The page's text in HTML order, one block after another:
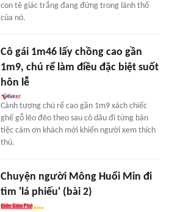
con tê giác trắng đang đứng trong lãnh thổ
của nó.
Cô gái 1m46 lấy chồng cao gần
1m9, chú rể làm điều đặc biệt suốt
hôn lễ
Cảnh tượng chú rể cao gần 1m9 xách chiếc
ghế gỗ lẽo đẽo theo sau cô dâu đi từng bàn
tiệc cảm ơn khách mời khiến người xem thích
thú.
Chuyện người Mông Huổi Min đi
tìm 'lá phiếu' (bài 2)